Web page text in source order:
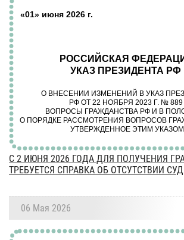
С 2 ИЮНЯ 2026 ГОДА ДЛЯ ПОЛУЧЕНИЯ
ТРЕБУЕТСЯ СПРАВКА ОБ ОТСУТСТВИИ
06 Мая 2026